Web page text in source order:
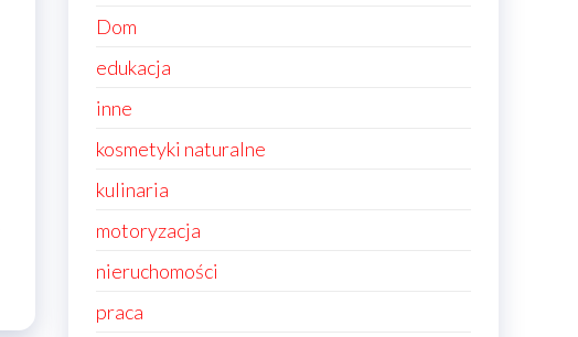
Dom
edukacja
inne
kosmetyki naturalne
kulinaria
motoryzacja
nieruchomości
praca